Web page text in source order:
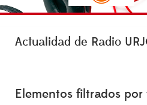
Actualidad de Radio
Elementos filtrados